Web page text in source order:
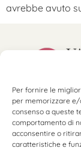
Per fornire le
per memorizzare e/
consenso a queste
comportamento di
acconsentire o
caratteristiche e
avrebbe avuto